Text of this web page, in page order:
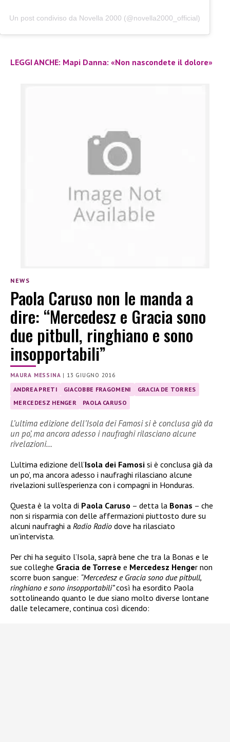
Un post condiviso da Novella 2000 (@novella2000_official)
LEGGI ANCHE: Mapi Danna: «Non nascondete il dolore»
NEWS
Paola Caruso non le manda a
dire: “Mercedesz e Gracia sono
due pitbull, ringhiano e sono
insopportabili”
MAURA MESSINA | 13 GIUGNO 2016
ANDREA PRETI GIACOBBE FRAGOMENI
GRACIA DE TORRES
MERCEDESZ HENGER
PAOLA CARUSO
L’ultima edizione dell’Isola dei Famosi si è conclusa già da
un po’, ma ancora adesso i naufraghi rilasciano alcune
rivelazioni…
L’ultima edizione dell’Isola dei Famosi si è conclusa già da
un po’, ma ancora adesso i naufraghi rilasciano alcune
rivelazioni sull’esperienza con i compagni in Honduras.
Questa è la volta di Paola Caruso – detta la Bonas – che
non si risparmia con delle affermazioni piuttosto dure su
alcuni naufraghi a Radio Radio dove ha rilasciato
un’intervista.
Per chi ha seguito l’Isola, saprà bene che tra la Bonas e le
sue colleghe Gracia de Torrese e Mercedesz Henger non
scorre buon sangue: “Mercedesz e Gracia sono due pitbull,
ringhiano e sono insopportabili”così ha esordito Paola
sottolineando quanto le due siano molto diverse lontane
dalle telecamere, continua così dicendo: